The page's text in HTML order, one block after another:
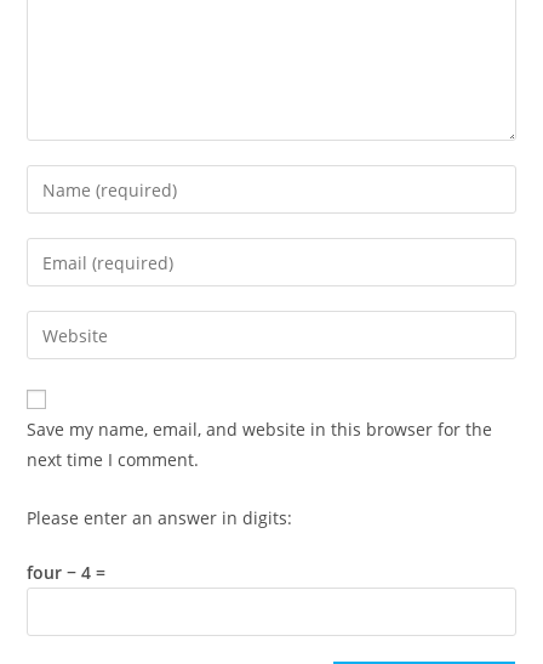
Enter
your
name
comment
Enter
your
email
address
comment
Enter
your
website
URL
(optional)
Save my name, email, and website in this browser for the
next time I comment.
Please enter an answer in digits:
four − 4 =